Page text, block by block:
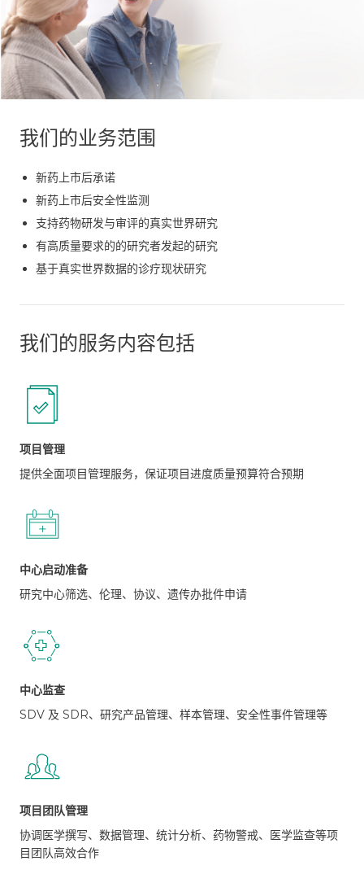
我们的业务范围
新药上市后承诺
新药上市后安全性监测
支持药物研发与审评的真实世界研究
有高质量要求的的研究者发起的研究
基于真实世界数据的诊疗现状研究
我们的服务内容包括
项目管理
提供全面项目管理服务，保证项目进度质量预算符合预期
中心启动准备
研究中心筛选、伦理、协议、遗传办批件申请
中心监查
SDV 及 SDR、研究产品管理、样本管理、安全性事件管理等
项目团队管理
协调医学撰写、数据管理、统计分析、药物警戒、医学监查等项
目团队高效合作